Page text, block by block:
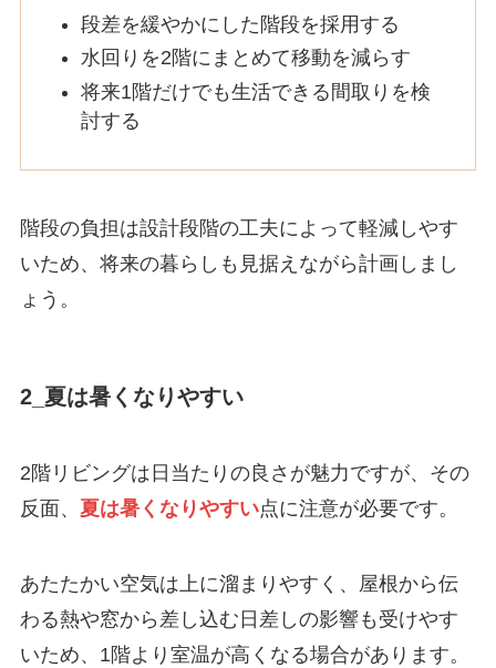
段差を緩やかにした階段を採用する
水回りを2階にまとめて移動を減らす
将来1階だけでも生活できる間取りを検
討する
階段の負担は設計段階の工夫によって軽減しやす
いため、将来の暮らしも見据えながら計画しまし
ょう。
2_夏は暑くなりやすい
2階リビングは日当たりの良さが魅力ですが、その
反面、 夏は暑くなりやすい点に注意が必要です。
あたたかい空気は上に溜まりやすく、屋根から伝
わる熱や窓から差し込む日差しの影響も受けやす
いため、1階より室温が高くなる場合があります。